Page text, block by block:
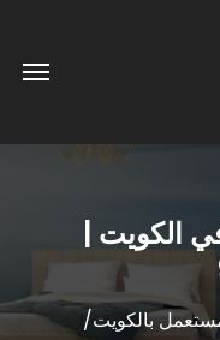
الكويت |
بالكويت